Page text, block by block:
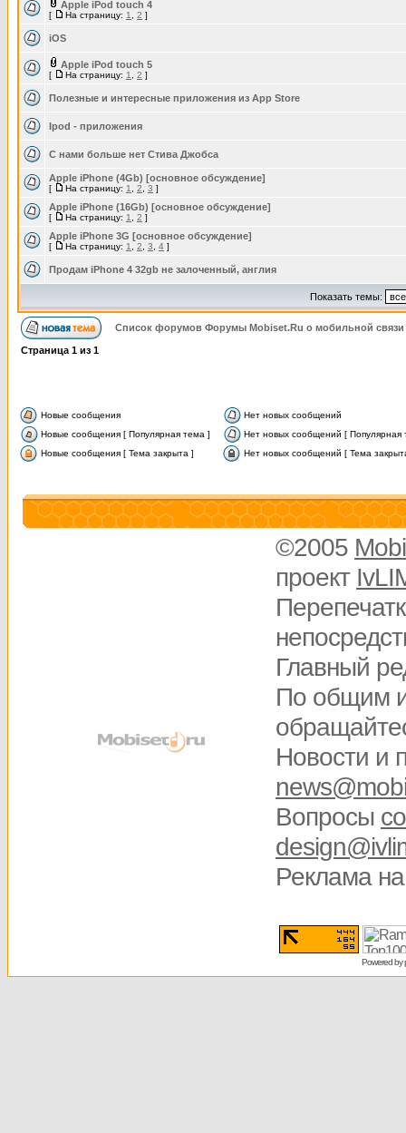
Apple iPod touch 4
[ На страницу: 1 2 ]
iOS
Apple iPod touch 5
[ На страницу: 1 2 ]
Полезные и интересные приложения из App Store
Ipod - приложения
С нами больше нет Стива Джобса
Apple iPhone (4Gb) [основное обсуждение]
[ На страницу: 1 2 3 ]
Apple iPhone (16Gb) [основное обсуждение]
[ На страницу: 1 2 ]
Apple iPhone 3G [основное обсуждение]
[ На страницу: 1 2 3 4 ]
Продам iPhone 4 32gb не залоченный, англия
Показать темы:
Список форумов Форумы Mobiset.Ru о мобильной связи
Страница 1 из 1
Новые сообщения
Нет новых сообщений
Новые сообщения [ Популярная тема ]
Нет новых сообщений [ Популярная
Новые сообщения [ Тема закрыта ]
Нет новых сообщений [ Тема
©2005
проект
Главный
По общим
Новости и
Вопросы
Реклама
Powered by